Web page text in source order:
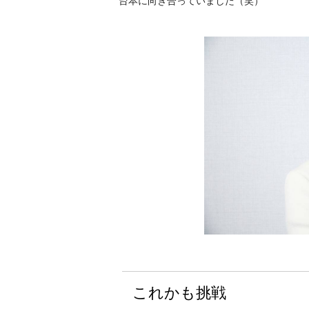
これかも挑戦